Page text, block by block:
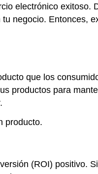
electrónico exitoso.
negocio. Entonces,
que los
productos para
producto.
(ROI) positivo.